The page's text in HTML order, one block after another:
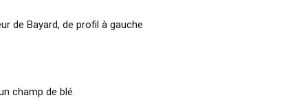
de Bayard, de profil à gauche
champ de blé.